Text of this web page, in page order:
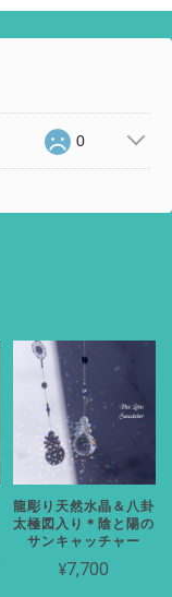
0
龍彫り天然水晶＆八卦
太極図入り＊陰と陽の
サンキャッチャー
¥7,700